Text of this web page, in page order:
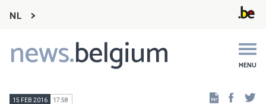
NL
news.belgium MENU
Main
navigation
15 FEB 2016 17:58